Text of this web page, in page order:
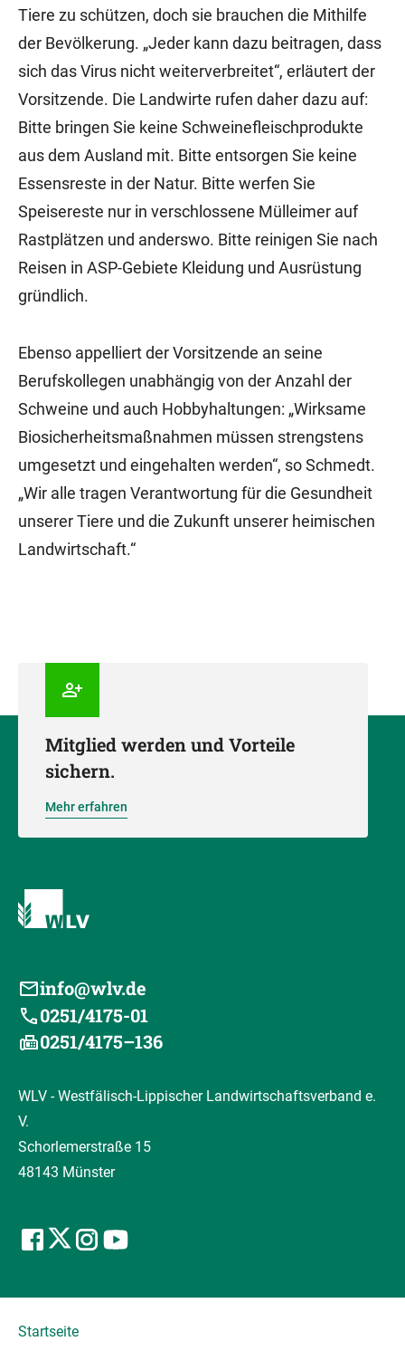
Tiere zu schützen, doch sie brauchen die Mithilfe
der Bevölkerung. „Jeder kann dazu beitragen, dass
sich das Virus nicht weiterverbreitet“, erläutert der
Vorsitzende. Die Landwirte rufen daher dazu auf:
Bitte bringen Sie keine Schweinefleischprodukte
aus dem Ausland mit. Bitte entsorgen Sie keine
Essensreste in der Natur. Bitte werfen Sie
Speisereste nur in verschlossene Mülleimer auf
Rastplätzen und anderswo. Bitte reinigen Sie nach
Reisen in ASP-Gebiete Kleidung und Ausrüstung
gründlich.
Ebenso appelliert der Vorsitzende an seine
Berufskollegen unabhängig von der Anzahl der
Schweine und auch Hobbyhaltungen: „Wirksame
Biosicherheitsmaßnahmen müssen strengstens
umgesetzt und eingehalten werden“, so Schmedt.
„Wir alle tragen Verantwortung für die Gesundheit
unserer Tiere und die Zukunft unserer heimischen
Landwirtschaft.“
Mitglied werden und Vorteile
sichern.
Mehr erfahren
info@wlv.de
0251/4175-01
0251/4175–136
WLV - Westfälisch-Lippischer Landwirtschaftsverband e.
V.
Schorlemerstraße 15
48143 Münster
Startseite